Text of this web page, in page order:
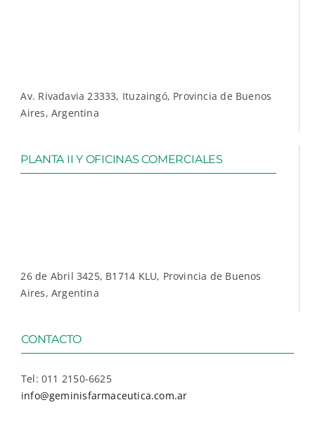
Av. Rivadavia 23333, Ituzaingó, Provincia de Buenos
Aires, Argentina
PLANTA II Y OFICINAS COMERCIALES
26 de Abril 3425, B1714 KLU, Provincia de Buenos
Aires, Argentina
CONTACTO
Tel: 011 2150-6625
info@geminisfarmaceutica.com.ar